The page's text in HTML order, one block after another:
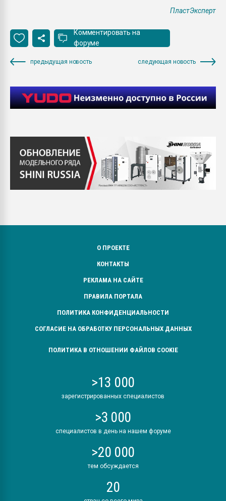
ПластЭксперт
Комментировать на
форуме
предыдущая новость следующая новость
О ПРОЕКТЕ
КОНТАКТЫ
РЕКЛАМА НА САЙТЕ
ПРАВИЛА ПОРТАЛА
ПОЛИТИКА КОНФИДЕНЦИАЛЬНОСТИ
СОГЛАСИЕ НА ОБРАБОТКУ ПЕРСОНАЛЬНЫХ ДАННЫХ
ПОЛИТИКА В ОТНОШЕНИИ ФАЙЛОВ COOKIE
>13 000
зарегистрированных специалистов
>3 000
специалистов в день на нашем форуме
>20 000
тем обсуждается
20